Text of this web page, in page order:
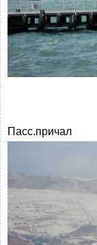
Пасс.причал